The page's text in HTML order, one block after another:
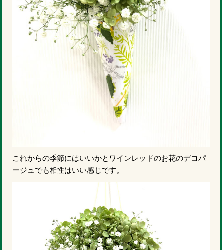
これからの季節にはいいかとワインレッドのお花のデコパ
ージュでも相性はいい感じです。